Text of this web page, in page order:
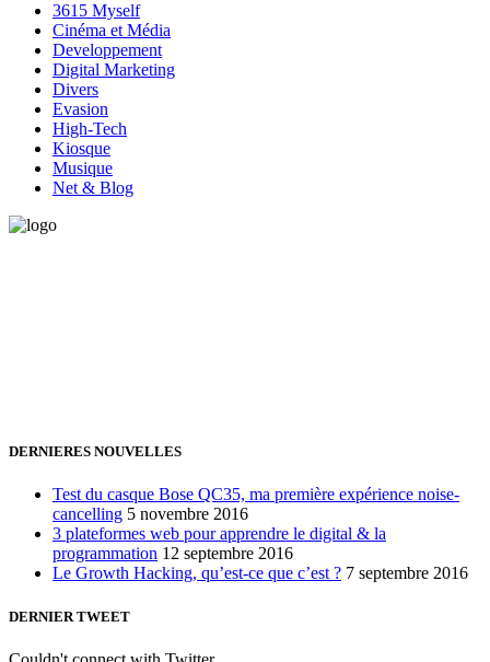
3615 Myself
Cinéma et Média
Developpement
Digital Marketing
Divers
Evasion
High-Tech
Kiosque
Musique
Net & Blog
DERNIERES NOUVELLES
Test du casque Bose QC35, ma première expérience noise-
cancelling 5 novembre 2016
3 plateformes web pour apprendre le digital & la
programmation 12 septembre 2016
Le Growth Hacking, qu’est-ce que c’est ? 7 septembre 2016
DERNIER TWEET